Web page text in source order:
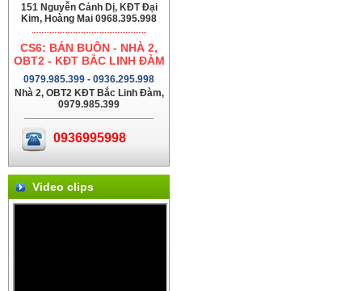
151 Nguyễn Cảnh Dị, KĐT Đại
Kim, Hoàng Mai 0968.395.998
CS6: BÁN BUÔN - NHÀ 2,
OBT2 - KĐT BẮC LINH ĐÀM
0979.985.399 - 0936.295.998
Nhà 2, OBT2 KĐT Bắc Linh Đàm,
0979.985.399
0936995998
Video clips